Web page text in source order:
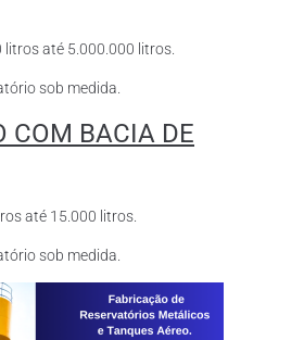
até 5.000.000 litros.
sob medida.
COM BACIA DE
até 15.000 litros.
sob medida.